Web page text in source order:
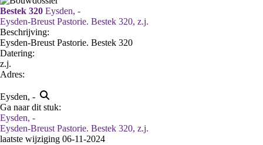
Bestek 320 Eysden, -
Eysden-Breust Pastorie. Bestek 320, z.j.
Beschrijving:
Eysden-Breust Pastorie. Bestek 320
Datering:
z.j.
Adres:
Eysden, -
Ga naar dit stuk:
Eysden, -
Eysden-Breust Pastorie. Bestek 320, z.j.
laatste wijziging 06-11-2024